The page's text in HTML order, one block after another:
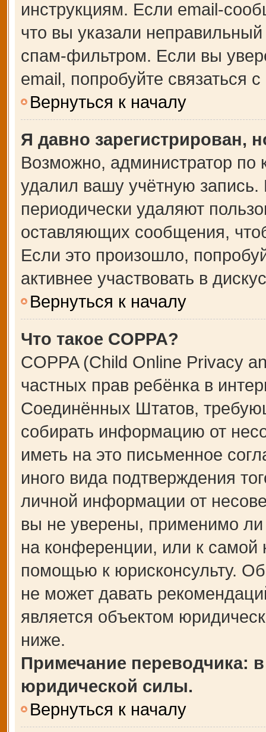
инструкциям. Если email-
что вы указали
спам-фильтром. Если вы
email, попробуйте связаться
Вернуться к началу
Я давно зарегистрирован,
Возможно, администратор по
удалил вашу учётную
периодически удаляют
оставляющих сообщения,
Если это произошло,
активнее участвовать в
Вернуться к началу
Что такое COPPA?
COPPA (Child Online Privacy
частных прав ребёнка в
Соединённых Штатов,
собирать информацию от
иметь на это письменное
иного вида подтверждения
личной информации от
вы не уверены, применимо ли
на конференции, или к самой
помощью к юрисконсульту.
не может давать
является объектом
ниже.
Примечание переводчика:
юридической силы.
Вернуться к началу